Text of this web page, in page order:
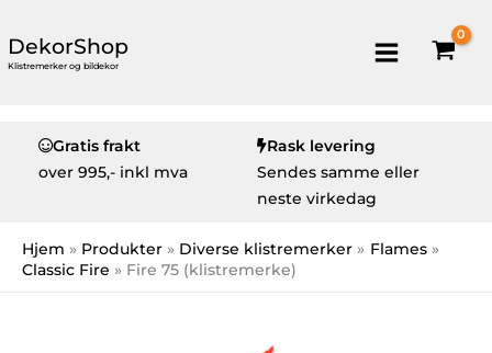
DekorShop
Klistremerker og bildekor
Gratis frakt
over 995,- inkl mva
Rask levering
Sendes samme eller
neste virkedag
Hjem Produkter Diverse klistremerker
Flames
Classic Fire
Fire 75 (klistremerke)